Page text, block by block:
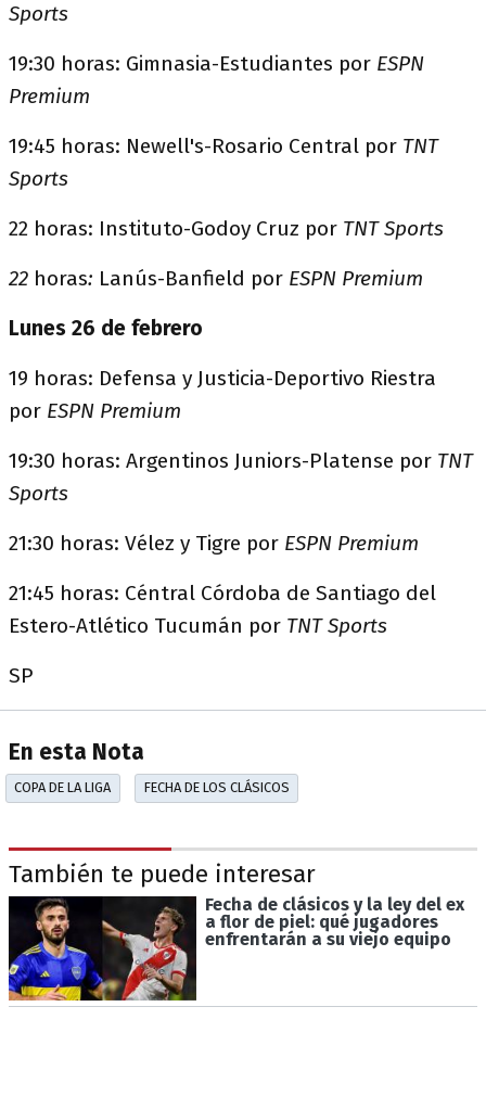
Sports
19:30 horas: Gimnasia-Estudiantes por ESPN
Premium
19:45 horas: Newell's-Rosario Central por TNT
Sports
22 horas: Instituto-Godoy Cruz por TNT Sports
22 horas: Lanús-Banfield por ESPN Premium
Lunes 26 de febrero
19 horas: Defensa y Justicia-Deportivo Riestra
por ESPN Premium
19:30 horas: Argentinos Juniors-Platense por TNT
Sports
21:30 horas: Vélez y Tigre por ESPN Premium
21:45 horas: Céntral Córdoba de Santiago del
Estero-Atlético Tucumán por TNT Sports
SP
En esta Nota
COPA DE LA LIGA FECHA DE LOS CLÁSICOS
También te puede interesar
Fecha de clásicos y la ley del ex
a flor de piel: qué jugadores
enfrentarán a su viejo equipo